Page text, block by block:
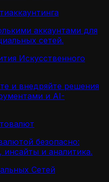
аккаунтами для
сетей.
Искусственного
и внедряйте решения
и AI-
безопасно:
инсайты и аналитика.
Сетей